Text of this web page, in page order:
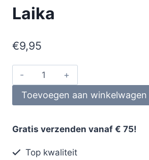
Laika
€9,95
Toevoegen aan winkelwagen
Gratis verzenden vanaf € 75!
Top kwaliteit